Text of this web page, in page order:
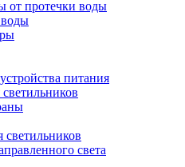
от протечки воды
питания
светильников
света